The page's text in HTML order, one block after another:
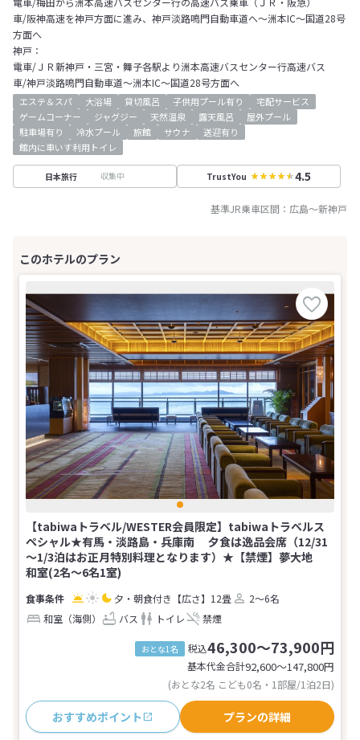
車/阪神高速を神戸方面に進み、神戸淡路鳴門自動車道へ～洲本IC～国道28号
方面へ
神戸：
電車/ＪＲ新神戸・三宮・舞子各駅より洲本高速バスセンター行高速バス
車/神戸淡路鳴門自動車道～洲本IC～国道28号方面へ
エステ＆スパ 大浴場 貸切風呂 子供用プール有り
宅配サービス
ゲームコーナー
ジャグジー 天然温泉 露天風呂
屋外プール
駐車場有り
冷水プール 旅館 サウナ
送迎有り
館内に車いす利用トイレ
日本旅行 収集中 TrustYou 4.5
基準JR乗車区間： 広島～新神戸
【tabiwaトラベル/WESTER会員限定】tabiwaトラベルス
ペシャル★有馬・淡路島・兵庫南 夕食は逸品会席（12/31
～1/3泊はお正月特別料理となります）★【禁煙】夢大地
和室(2名～6名1室)
夕・朝食付き 【広さ】12畳
2～6名
和室（海側）
バス トイレ 禁煙
おとな1名 税込46,300～73,900円
基本代金合計92,600〜147,800円
(おとな2名 こども0名・1部屋/1泊2日)
おすすめポイント プランの詳細